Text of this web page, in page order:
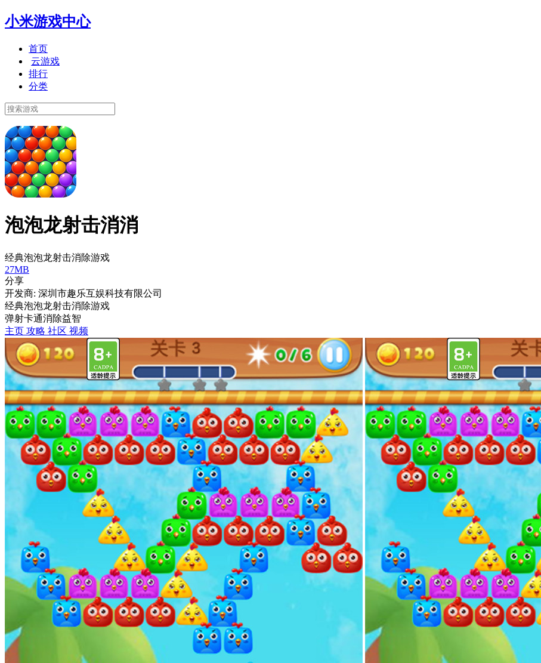
小米游戏中心
首页
云游戏
排行
分类
泡泡龙射击消消
经典泡泡龙射击消除游戏
27MB
分享
开发商: 深圳市趣乐互娱科技有限公司
经典泡泡龙射击消除游戏
弹射卡通消除益智
主页 攻略 社区 视频